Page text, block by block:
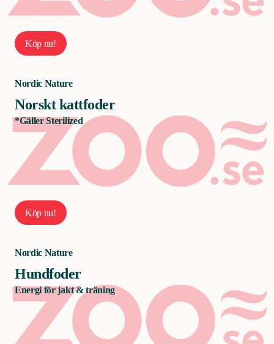
Köp nu!
Nordic Nature
Norskt kattfoder
*Gäller Sterilized
Köp nu!
Nordic Nature
Hundfoder
Energi för jakt & träning